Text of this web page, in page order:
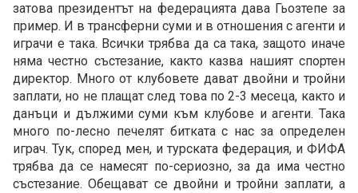
затова президентът на федерацията дава Гьозтепе за
пример. И в трансферни суми и в отношения с агенти и
играчи е така. Всички трябва да са така, защото иначе
няма честно състезание, както казва нашият спортен
директор. Много от клубовете дават двойни и тройни
заплати, но не плащат след това по 2-3 месеца, както и
данъци и дължими суми към клубове и агенти. Така
много по-лесно печелят битката с нас за определен
играч. Тук, според мен, и турската федерация, и ФИФА
трябва да се намесят по-сериозно, за да има честно
състезание. Обещават се двойни и тройни заплати, а